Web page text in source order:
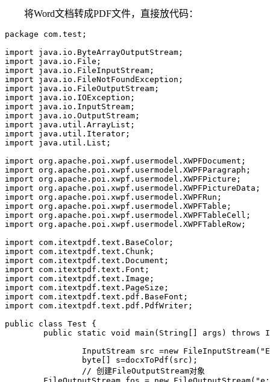
将Word文档转成PDF文件，直接放代码：
package com.test;
import java.io.ByteArrayOutputStream;
import java.io.File;
import java.io.FileInputStream;
import java.io.FileNotFoundException;
import java.io.FileOutputStream;
import java.io.IOException;
import java.io.InputStream;
import java.io.OutputStream;
import java.util.ArrayList;
import java.util.Iterator;
import java.util.List;
import org.apache.poi.xwpf.usermodel.XWPFDocument;
import org.apache.poi.xwpf.usermodel.XWPFParagraph;
import org.apache.poi.xwpf.usermodel.XWPFPicture;
import org.apache.poi.xwpf.usermodel.XWPFPictureData;
import org.apache.poi.xwpf.usermodel.XWPFRun;
import org.apache.poi.xwpf.usermodel.XWPFTable;
import org.apache.poi.xwpf.usermodel.XWPFTableCell;
import org.apache.poi.xwpf.usermodel.XWPFTableRow;
import com.itextpdf.text.BaseColor;
import com.itextpdf.text.Chunk;
import com.itextpdf.text.Document;
import com.itextpdf.text.Font;
import com.itextpdf.text.Image;
import com.itextpdf.text.PageSize;
import com.itextpdf.text.pdf.BaseFont;
import com.itextpdf.text.pdf.PdfWriter;
public class Test {
public static void main(String[] args) throws
InputStream src =new
                byte[] s=docxToPdf(src);
                // 创建FileOutputStream对象